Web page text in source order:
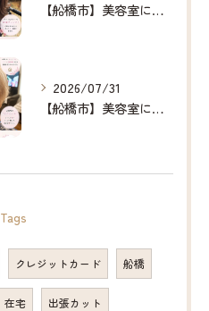
【船橋市】美容室に行けない…をなくしたい✂️✨
2026/07/31
【船橋市】美容室に行けない…をなくしたい✂️✨
Tags
クレジットカード 船橋
在宅 出張カット